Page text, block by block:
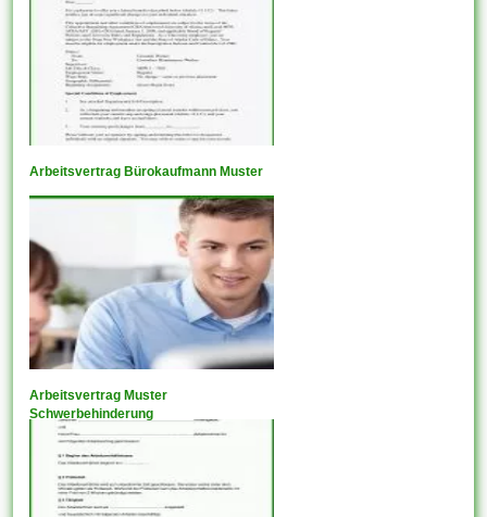
Arbeitsvertrag Bürokaufmann Muster
Arbeitsvertrag Muster
Schwerbehinderung